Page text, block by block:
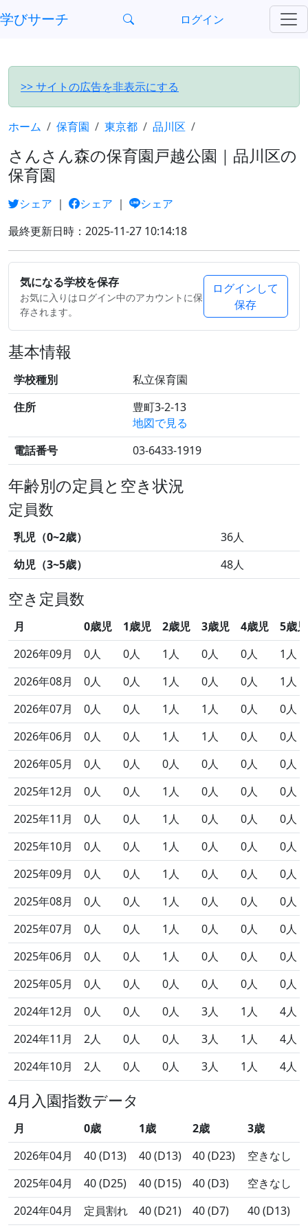
学びサーチ ログイン
>> サイトの広告を非表示にする
ホーム 保育園 東京都 品川区
さんさん森の保育園戸越公園｜品川区の
保育園
シェア ｜ シェア ｜
シェア
最終更新日時：2025-11-27 10:14:18
気になる学校を保存
お気に入りはログイン中のアカウントに保
存されます。
ログインして
保存
基本情報
学校種別
私立保育園
住所
豊町3-2-13
地図で見る
電話番号
03-6433-1919
年齢別の定員と空き状況
定員数
乳児（0~2歳）
36人
幼児（3~5歳）
48人
空き定員数
月 0歳児 1歳児 2歳児 3歳児 4歳児
5歳児
2026年09月
0人 0人 1人 0人 0人
1人
2026年08月
0人 0人 1人 0人 0人
1人
2026年07月
0人 0人 1人 1人 0人
0人
2026年06月
0人 0人 1人 1人 0人
0人
2026年05月
0人 0人 0人 0人 0人
0人
2025年12月
0人 0人 1人 0人 0人
0人
2025年11月
0人 0人 1人 0人 0人
0人
2025年10月
0人 0人 1人 0人 0人
0人
2025年09月
0人 0人 1人 0人 0人
0人
2025年08月
0人 0人 1人 0人 0人
0人
2025年07月
0人 0人 1人 0人 0人
0人
2025年06月
0人 0人 1人 0人 0人
0人
2025年05月
0人 0人 0人 0人 0人
0人
2024年12月
0人 0人 0人 3人 1人
4人
2024年11月
2人 0人 0人 3人 1人
4人
2024年10月
2人 0人 0人 3人 1人 4人
4月入園指数データ
月 0歳 1歳 2歳 3歳
2026年04月
40 (D13) 40 (D13) 40 (D23) 空きなし
2025年04月
40 (D25) 40 (D15) 40 (D3) 空きなし
2024年04月
定員割れ 40 (D21) 40 (D7) 40 (D13)